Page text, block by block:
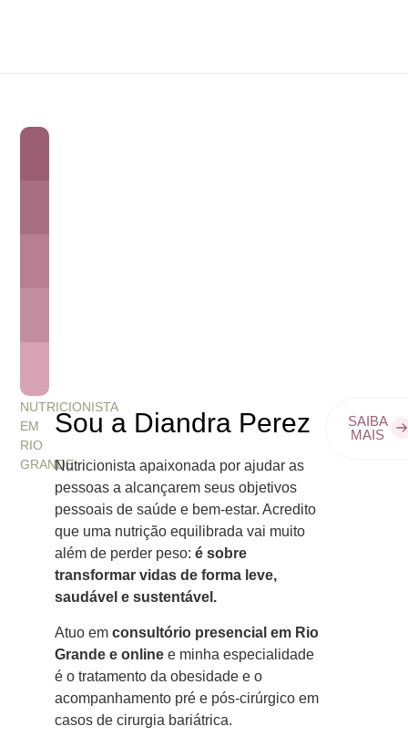
NUTRICIONISTA
EM
RIO
GRANDE
Sou a Diandra Perez
Nutricionista apaixonada por ajudar as
pessoas a alcançarem seus objetivos
pessoais de saúde e bem-estar. Acredito
que uma nutrição equilibrada vai muito
além de perder peso:é sobre
transformar vidas de forma leve,
saudável e sustentável.
Atuo emconsultório presencial em Rio
Grande e onlinee minha especialidade
é o tratamento da obesidade e o
acompanhamento pré e pós-cirúrgico em
casos de cirurgia bariátrica.
SAIBA
MAIS